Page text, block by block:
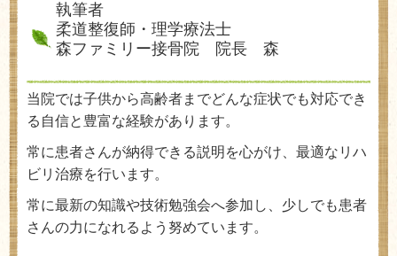
執筆者
柔道整復師・理学療法士
森ファミリー接骨院 院長 森
当院では子供から高齢者までどんな症状でも対応でき
る自信と豊富な経験があります。
常に患者さんが納得できる説明を心がけ、最適なリハ
ビリ治療を行います。
常に最新の知識や技術勉強会へ参加し、少しでも患者
さんの力になれるよう努めています。